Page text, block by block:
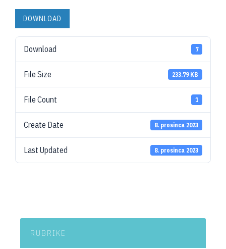
DOWNLOAD
Download 7
File Size 233.79 KB
File Count 1
Create Date 8. prosinca 2023
Last Updated 8. prosinca 2023
RUBRIKE